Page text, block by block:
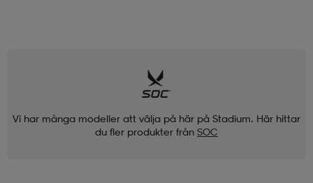
Vi har många modeller att välja på här på Stadium. Här hittar
du fler produkter från SOC